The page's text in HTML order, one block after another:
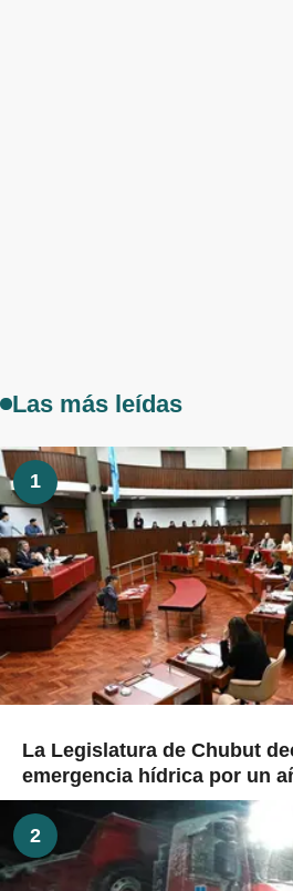
Las más leídas
1
La Legislatura de Chubut
emergencia hídrica por un
2